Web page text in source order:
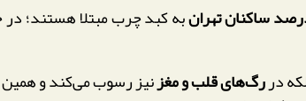
به کبد چرب مبتلا هستند؛ در
دررگ‌های قلب و مغزنیز رسوب می‌کند و همین